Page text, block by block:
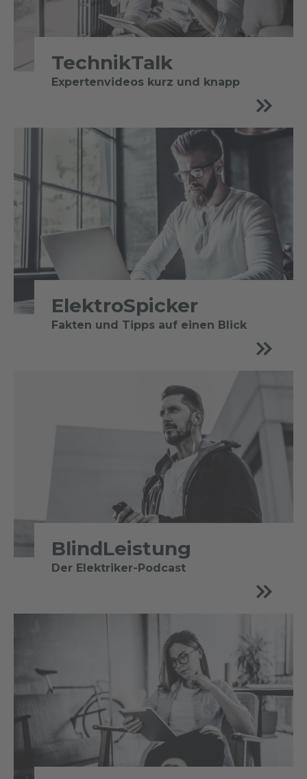
TechnikTalk
Expertenvideos kurz und knapp
ElektroSpicker
Fakten und Tipps auf einen Blick
BlindLeistung
Der Elektriker-Podcast